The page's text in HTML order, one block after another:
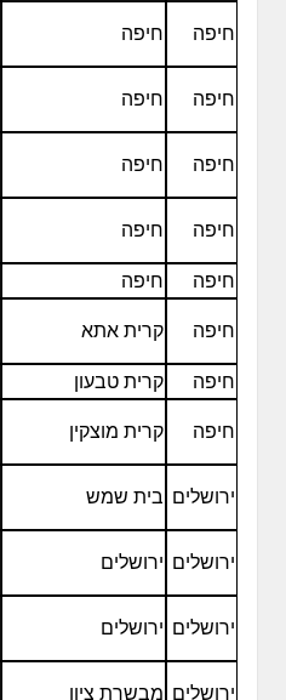
חיפה חיפה
חיפה חיפה
חיפה חיפה
חיפה חיפה
חיפה
חיפה
חיפה קרית אתא
חיפה
קרית טבעון
חיפה קרית מוצקין
ירושלים בית שמש
ירושלים ירושלים
ירושלים ירושלים
ירושלים מבשרת ציון